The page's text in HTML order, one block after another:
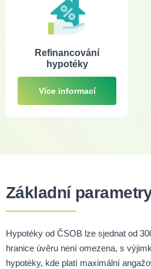
Refinancování
hypotéky
Více informací
Základní
Hypotéky od ČSOB lze sjednat od
hranice úvěru není omezena, s
hypotéky, kde platí maximální